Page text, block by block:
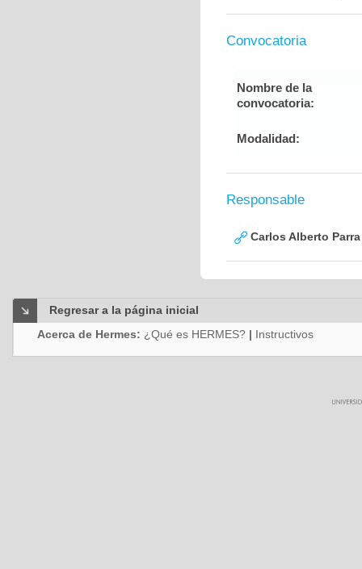
Convocatoria
Nombre de la
convocatoria:
Modalidad:
Responsable
Carlos Alberto
Regresar a la página inicial
Acerca de Hermes: ¿Qué es HERMES? | Instructivos